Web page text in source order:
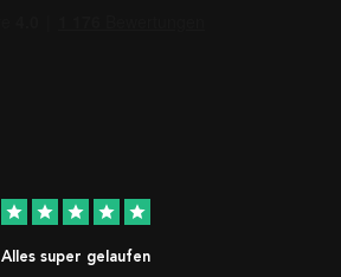
star star star star star
Alles super gelaufen